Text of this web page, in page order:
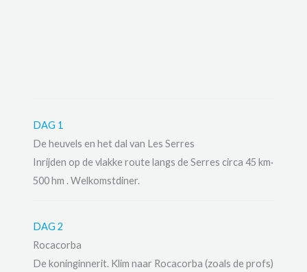
DAG 1
De heuvels en het dal van Les Serres
Inrijden op de vlakke route langs de Serres circa 45 km·
500 hm . Welkomstdiner.
DAG 2
Rocacorba
De koninginnerit. Klim naar Rocacorba (zoals de profs)